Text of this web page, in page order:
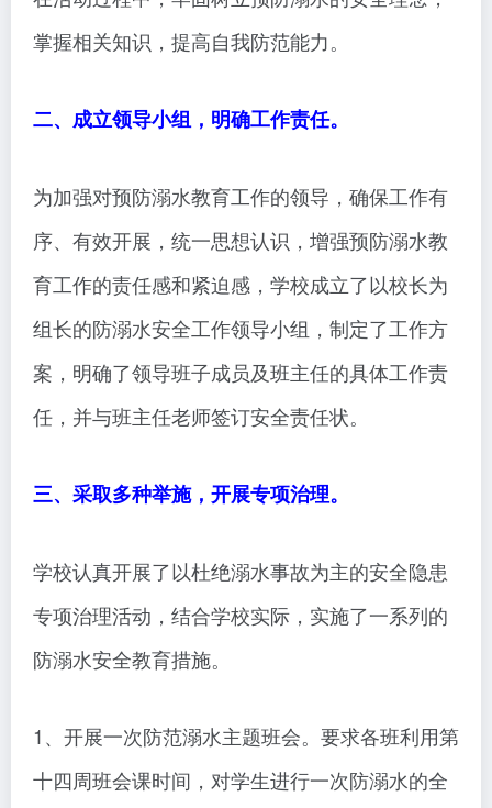
掌握相关知识，提高自我防范能力。
二、成立领导小组，明确工作责任。
为加强对预防溺水教育工作的领导，确保工作有
序、有效开展，统一思想认识，增强预防溺水教
育工作的责任感和紧迫感，学校成立了以校长为
组长的防溺水安全工作领导小组，制定了工作方
案，明确了领导班子成员及班主任的具体工作责
任，并与班主任老师签订安全责任状。
三、采取多种举施，开展专项治理。
学校认真开展了以杜绝溺水事故为主的安全隐患
专项治理活动，结合学校实际，实施了一系列的
防溺水安全教育措施。
1、开展一次防范溺水主题班会。要求各班利用第
十四周班会课时间，对学生进行一次防溺水的全